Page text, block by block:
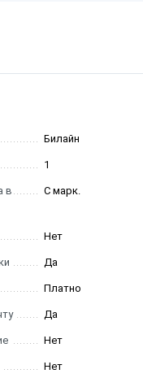
Билайн
1
в
С марк.
Нет
Да
Платно
Да
Нет
Нет